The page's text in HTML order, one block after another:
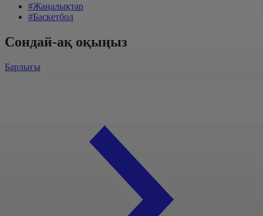
#Жаңалықтар
#Баскетбол
Сондай-ақ оқыңыз
Барлығы